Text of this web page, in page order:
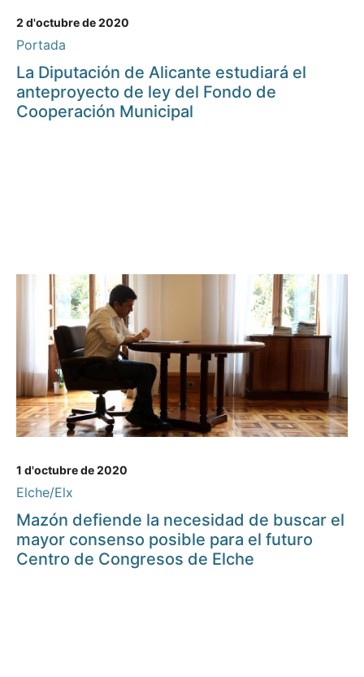
2 d'octubre de 2020
Portada
La Diputación de Alicante estudiará el
anteproyecto de ley del Fondo de
Cooperación Municipal
1 d'octubre de 2020
Elche/Elx
Mazón defiende la necesidad de buscar el
mayor consenso posible para el futuro
Centro de Congresos de Elche